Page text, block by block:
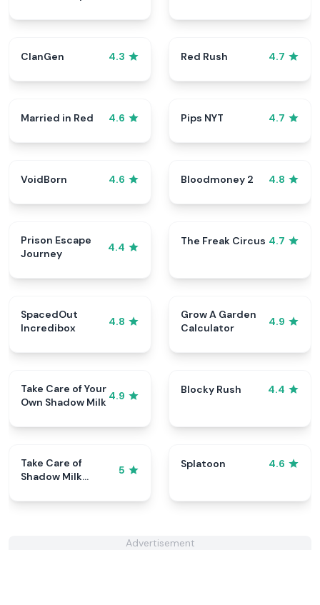
ClanGen 4.3 Red Rush 4.7
Married in Red 4.6 Pips NYT 4.7
VoidBorn 4.6 Bloodmoney 2 4.8
Prison Escape
Journey
4.4
The Freak Circus 4.7
SpacedOut
Incredibox
4.8
Grow A Garden
Calculator
4.9
Take Care of Your
Own Shadow Milk 4.9
Blocky Rush 4.4
Take Care of
Shadow Milk
5
Splatoon 4.6
Advertisement